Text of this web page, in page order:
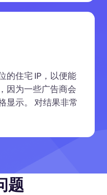
的住宅 IP，以便能
因为一些广告商会
显示。 对结果非常
题